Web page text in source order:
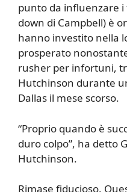
punto da influenzare
down di Campbell) è
hanno investito nella
prosperato
rusher per infortuni,
Hutchinson durante
Dallas il mese scorso.
“Proprio quando è
duro colpo”, ha detto
Hutchinson.
Rimase fiducioso.